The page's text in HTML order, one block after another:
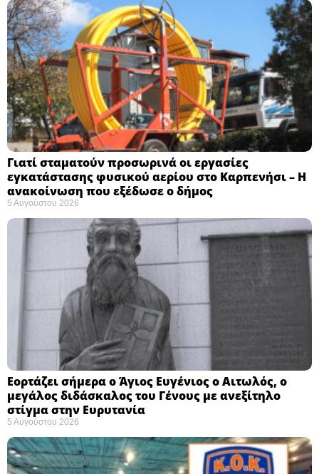
Γιατί σταματούν προσωρινά οι εργασίες
εγκατάστασης φυσικού αερίου στο Καρπενήσι – Η
ανακοίνωση που εξέδωσε ο δήμος
5 Αυγούστου 2026
Εορτάζει σήμερα ο Άγιος Ευγένιος ο Αιτωλός, ο
μεγάλος διδάσκαλος του Γένους με ανεξίτηλο
στίγμα στην Ευρυτανία
5 Αυγούστου 2026